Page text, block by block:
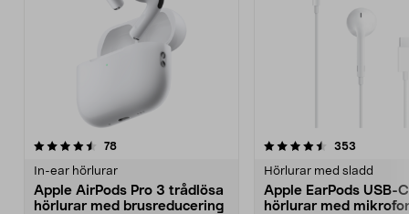
78recensioner
In-ear hörlurar
Apple AirPods Pro 3 trådlösa
hörlurar med brusreducering
4.5 av 5 stjärnor 353
Hörlurar med sladd
Apple EarPods USB-
hörlurar med
4.5 av 5 stjärnor